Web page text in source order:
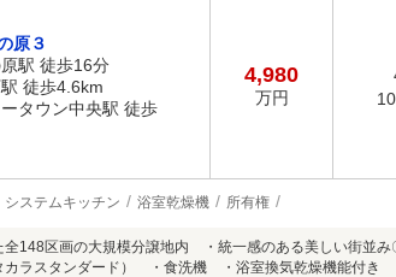
原３
駅 徒歩16分
徒歩4.6km
タウン中央駅 徒歩
4,980
万円
システムキッチン 浴室乾燥機 所有権
148区画の大規模分譲地内 ・統一感のある美しい街並
カラスタンダード） ・食洗機 ・浴室換気乾燥機能付